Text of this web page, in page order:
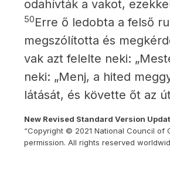
odahívták a vakot,
50Erre ő ledobta a felső
megszólította és
vak azt felelte neki:
neki: „Menj, a hited
látását, és követte őt az
New Revised Standard Version
“Copyright © 2021 National Council of
permission. All rights reserved